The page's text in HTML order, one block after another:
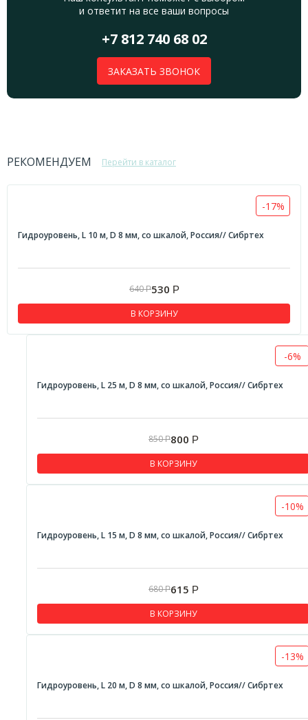
и ответит на все ваши вопросы
+7 812 740 68 02
ЗАКАЗАТЬ ЗВОНОК
РЕКОМЕНДУЕМ Перейти в каталог
-17%
Гидроуровень, L 10 м, D 8 мм, со шкалой, Россия// Сибртех
640Р530 Р
В КОРЗИНУ
-6%
Гидроуровень, L 25 м, D 8 мм, со шкалой, Россия// Сибртех
850Р800 Р
В КОРЗИНУ
-10%
Гидроуровень, L 15 м, D 8 мм, со шкалой, Россия// Сибртех
680Р615 Р
В КОРЗИНУ
-13%
Гидроуровень, L 20 м, D 8 мм, со шкалой, Россия// Сибртех